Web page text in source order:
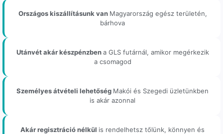
Országos kiszállításunk van Magyarország egész területén,
bárhova
Utánvét akár készpénzbena GLS futárnál, amikor megérkezik
a csomagod
Személyes átvételi lehetőség Makói és Szegedi üzletünkben
is akár azonnal
Akár regisztráció nélkül is rendelhetsz tőlünk, könnyen és